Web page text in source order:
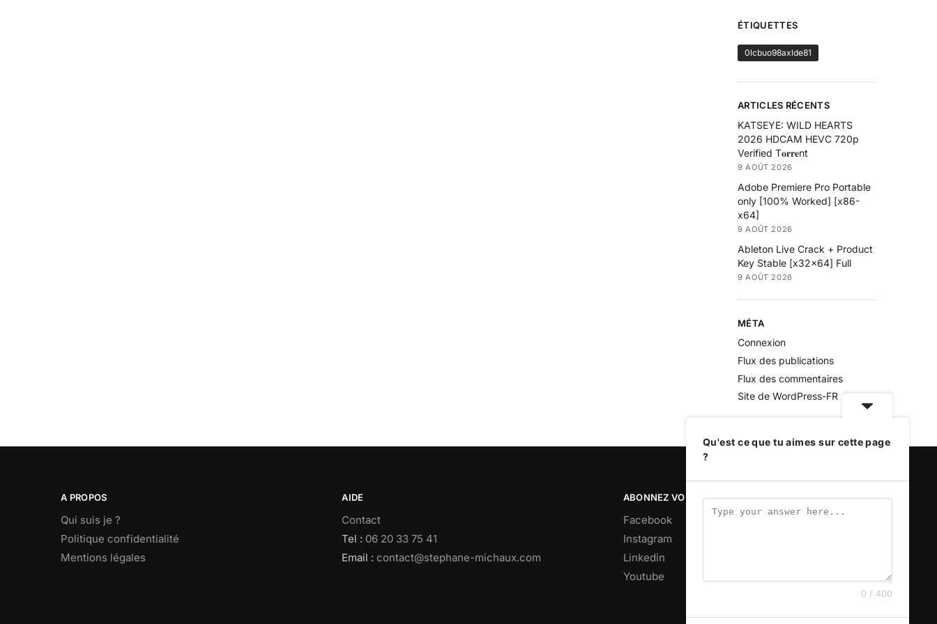
ÉTIQUETTES
0lcbuo98axlde81
ARTICLES RÉCENTS
KATSEYE: WILD HEARTS
2026 HDCAM HEVC 720p
Verified T𝐨𝐫𝐫𝐞nt
9 AOÛT 2026
Adobe Premiere Pro Portable
only [100% Worked] [x86-
x64]
9 AOÛT 2026
Ableton Live Crack + Product
Key Stable [x32x64] Full
9 AOÛT 2026
MÉTA
Connexion
Flux des publications
Flux des commentaires
Site de WordPress-FR
A PROPOS
Qui suis je ?
Politique confidentialité
Mentions légales
AIDE
Contact
Tel : 06 20 33 75 41
Email :contact@stephane-michaux.com
ABONNEZ VOUS
Facebook
Instagram
Linkedin
Youtube
Qu'est ce que tu aimes sur cette page
?
0 / 400